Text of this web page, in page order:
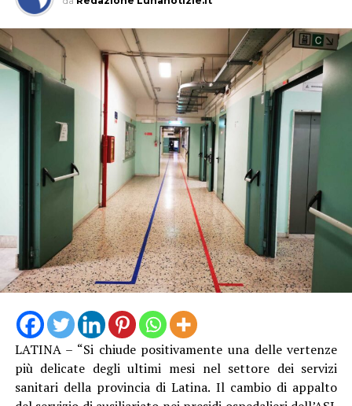
Latina e naturalmente al Direttore Generale della Asl, la
dott.ssa Sabrina Cenciarelli, per la disponibilità
dimostrata e per aver condiviso la necessità di dare una
risposta rapida al territorio. Allo stesso modo
riconosciamo il lavoro svolto dall’Amministrazione
comunale e dalla Croce Rossa Italiana che, grazie
all’impegno e alla disponibilità dei Presidente del
Comitato di Latina, Lorenzo Munari, metterà a
disposizione un medico e un infermiere per tutta la
durata del servizio. Il progetto – aggiunge il dott. Licata
– sarà interamente finanziato dal Comune di Latina e
costruito attraverso una proficua collaborazione tra
istituzioni”.
LATINA – “Si chiude positivamente una delle vertenze
più delicate degli ultimi mesi nel settore dei servizi
sanitari della provincia di Latina. Il cambio di appalto